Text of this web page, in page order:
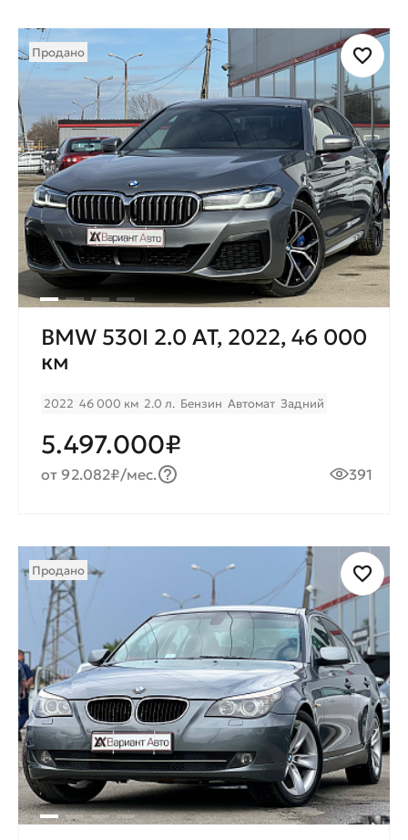
Продано
BMW 530I 2.0 AT, 2022, 46 000
км
2022 46 000 км 2.0 л. Бензин Автомат Задний
5.497.000₽
от 92.082₽/мес. 391
Продано